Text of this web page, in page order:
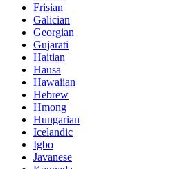
Frisian
Galician
Georgian
Gujarati
Haitian
Hausa
Hawaiian
Hebrew
Hmong
Hungarian
Icelandic
Igbo
Javanese